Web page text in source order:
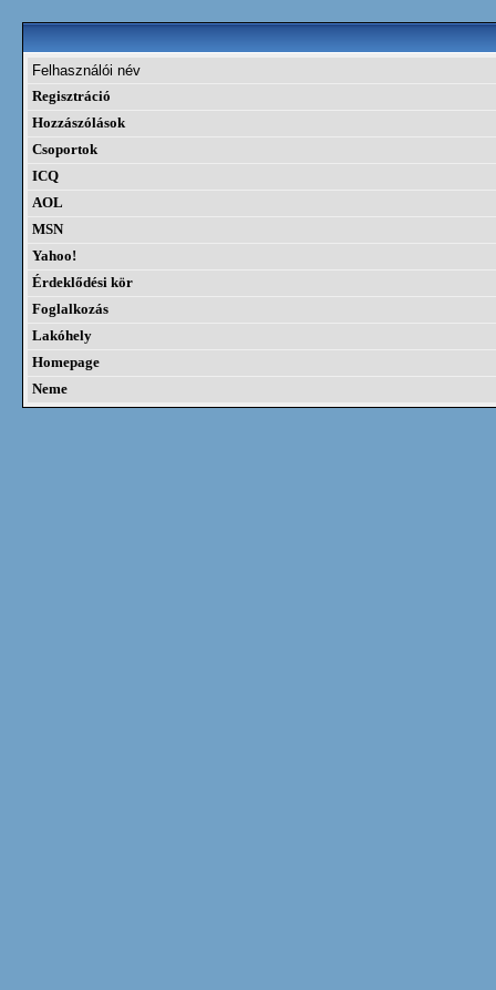
Felhasználói név
Regisztráció
Hozzászólások
Csoportok
ICQ
AOL
MSN
Yahoo!
Érdeklődési kör
Foglalkozás
Lakóhely
Homepage
Neme